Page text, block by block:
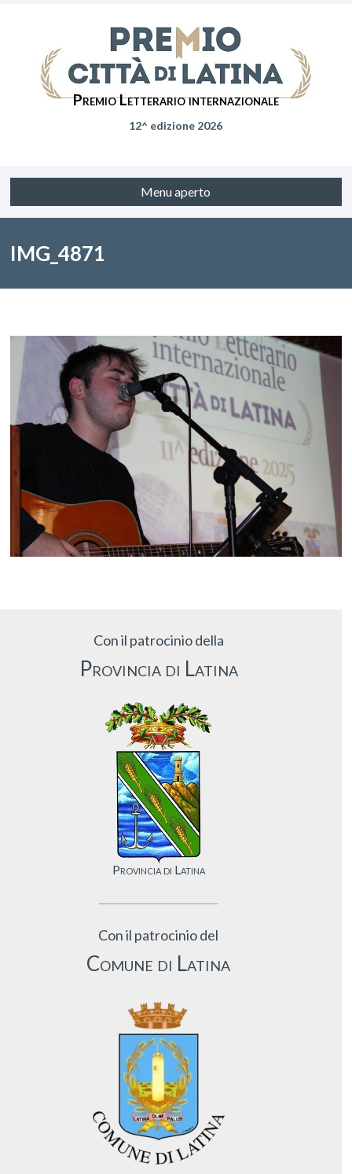
Premio Letterario internazionale
12^ edizione 2026
Menu aperto
IMG_4871
Con il patrocinio della
Provincia di Latina
Provincia di Latina
Con il patrocinio del
Comune di Latina